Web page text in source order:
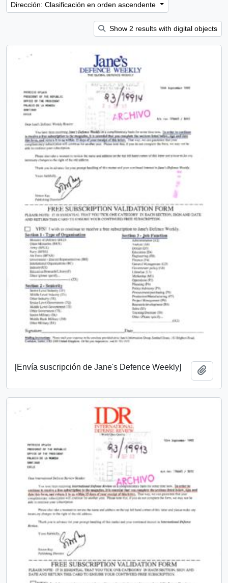
Dirección: Clasificación en orden ascendente
Show 2 results with digital objects
[Envía suscripción de Jane's Defence Weekly]